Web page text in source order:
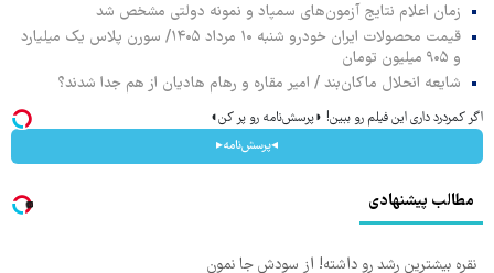
زمان اعلام نتایج آزمون‌های سمپاد و نمونه دولتی مشخص شد
قیمت محصولات ایران خودرو شنبه ۱۰ مرداد ۱۴۰۵/ سورن پلاس یک میلیارد
و ۹۰۵ میلیون تومان
شایعه انحلال ماکان‌بند / امیر مقاره و رهام هادیان از هم جدا شدند؟
اگر کمردرد داری این فیلم رو ببین! ◗پرسش‌نامه رو پر کن◖
◂پرسش‌نامه▸
مطالب پیشنهادی
نقره بیشترین رشد رو داشته! از سودش جا نمون